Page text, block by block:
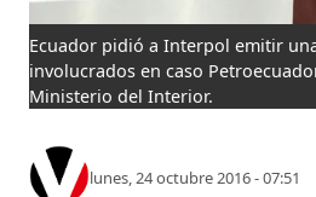
Ecuador pidió a Interpol emitir
involucrados en caso
Ministerio del Interior.
lunes, 24 octubre 2016 - 07:51